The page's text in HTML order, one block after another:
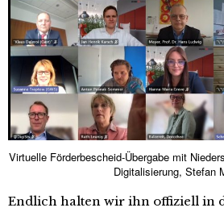
Virtuelle Förderbescheid-Übergabe mit
Digitalisierung, Stefan
Endlich halten wir ihn offiziell in